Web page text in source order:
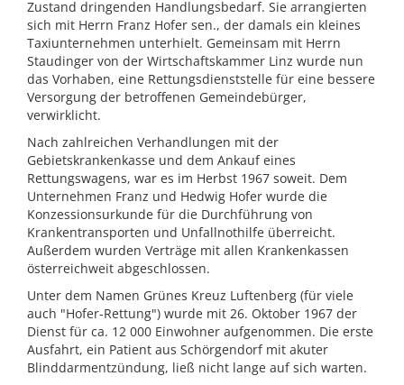
Zustand dringenden Handlungsbedarf. Sie arrangierten
sich mit Herrn Franz Hofer sen., der damals ein kleines
Taxiunternehmen unterhielt. Gemeinsam mit Herrn
Staudinger von der Wirtschaftskammer Linz wurde nun
das Vorhaben, eine Rettungsdienststelle für eine bessere
Versorgung der betroffenen Gemeindebürger,
verwirklicht.
Nach zahlreichen Verhandlungen mit der
Gebietskrankenkasse und dem Ankauf eines
Rettungswagens, war es im Herbst 1967 soweit. Dem
Unternehmen Franz und Hedwig Hofer wurde die
Konzessionsurkunde für die Durchführung von
Krankentransporten und Unfallnothilfe überreicht.
Außerdem wurden Verträge mit allen Krankenkassen
österreichweit abgeschlossen.
Unter dem Namen Grünes Kreuz Luftenberg (für viele
auch "Hofer-Rettung") wurde mit 26. Oktober 1967 der
Dienst für ca. 12 000 Einwohner aufgenommen. Die erste
Ausfahrt, ein Patient aus Schörgendorf mit akuter
Blinddarmentzündung, ließ nicht lange auf sich warten.